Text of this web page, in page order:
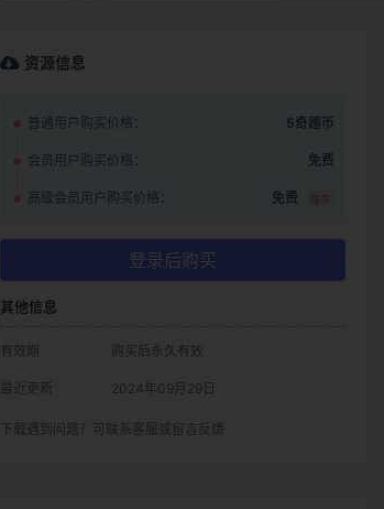
资源信息
普通用户购买价格： 5奇趣币
会员用户购买价格： 免费
高级会员用户购买价格： 免费 推荐
登录后购买
其他信息
有效期 购买后永久有效
最近更新 2024年09月29日
下载遇到问题？可联系客服或留言反馈